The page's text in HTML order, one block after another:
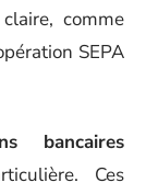
comme
SEPA
bancaires
Ces